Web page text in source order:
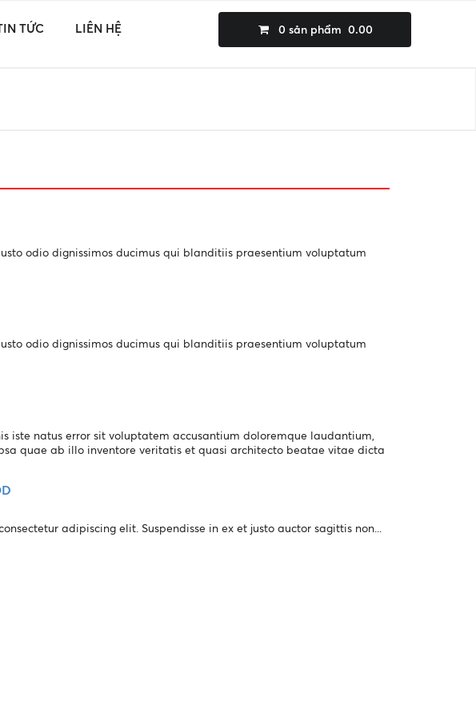
TỨC LIÊN HỆ 0 sản phẩm 0.00
odio dignissimos ducimus qui blanditiis praesentium voluptatum
odio dignissimos ducimus qui blanditiis praesentium voluptatum
iste natus error sit voluptatem accusantium doloremque laudantium,
quae ab illo inventore veritatis et quasi architecto beatae vitae dicta
adipiscing elit. Suspendisse in ex et justo auctor sagittis non...